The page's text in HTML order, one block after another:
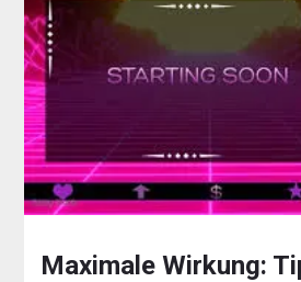
Maximale Wirkung: